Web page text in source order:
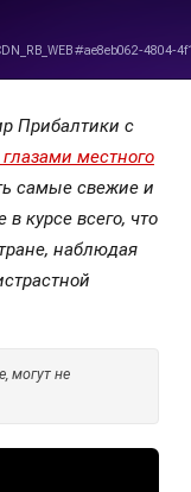
Прибалтики с
местного
самые свежие и
курсе всего, что
наблюдая
могут не